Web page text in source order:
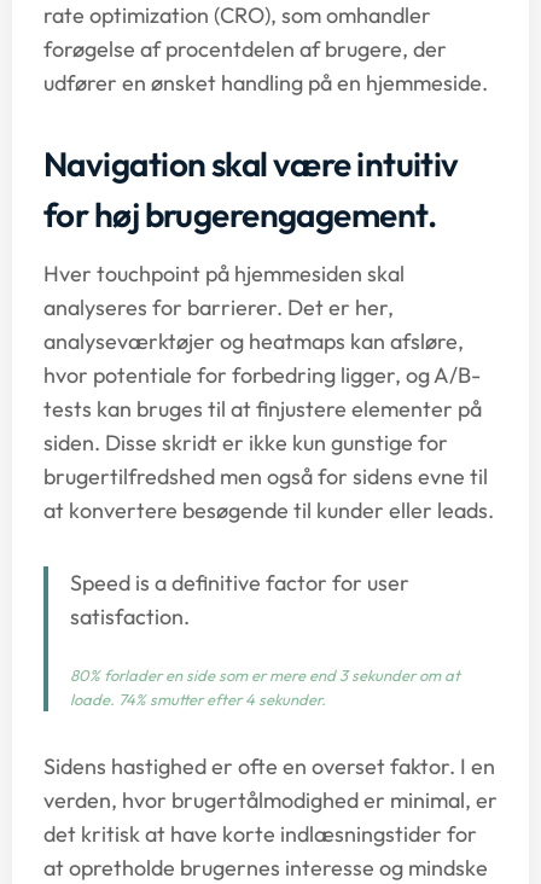
rate optimization (CRO), som omhandler
forøgelse af procentdelen af brugere, der
udfører en ønsket handling på en hjemmeside.
Navigation skal være intuitiv
for høj brugerengagement.
Hver touchpoint på hjemmesiden skal
analyseres for barrierer. Det er her,
analyseværktøjer og heatmaps kan afsløre,
hvor potentiale for forbedring ligger, og A/B-
tests kan bruges til at finjustere elementer på
siden. Disse skridt er ikke kun gunstige for
brugertilfredshed men også for sidens evne til
at konvertere besøgende til kunder eller leads.
Speed is a definitive factor for user
satisfaction.
80% forlader en side som er mere end 3 sekunder om at
loade. 74% smutter efter 4 sekunder.
Sidens hastighed er ofte en overset faktor. I en
verden, hvor brugertålmodighed er minimal, er
det kritisk at have korte indlæsningstider for
at opretholde brugernes interesse og mindske